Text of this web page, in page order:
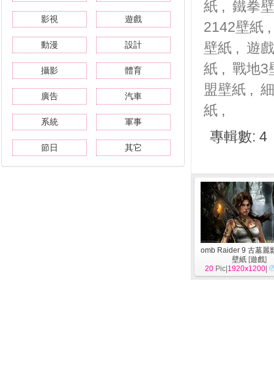
影視 遊戲
動漫 設計
攝影 體育
廣告 汽車
系統 軍事
節日 其它
紙 , 鐵拳
2142壁紙
壁紙 , 遊
紙 , 戰地3
盟壁紙 ,
紙 ,
專輯數: 4
omb Raider 9 古墓麗
壁紙 [遊戲]
20 Pic| 1920x1200